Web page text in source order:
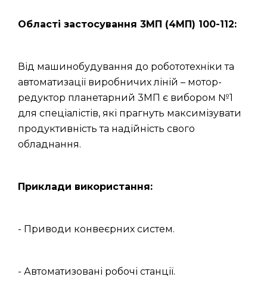
Області застосування 3МП (4МП) 100-112:
Від машинобудування до робототехніки та
автоматизації виробничих ліній – мотор-
редуктор планетарний 3МП є вибором №1
для спеціалістів, які прагнуть максимізувати
продуктивність та надійність свого
обладнання.
Приклади використання:
- Приводи конвеєрних систем.
- Автоматизовані робочі станції.